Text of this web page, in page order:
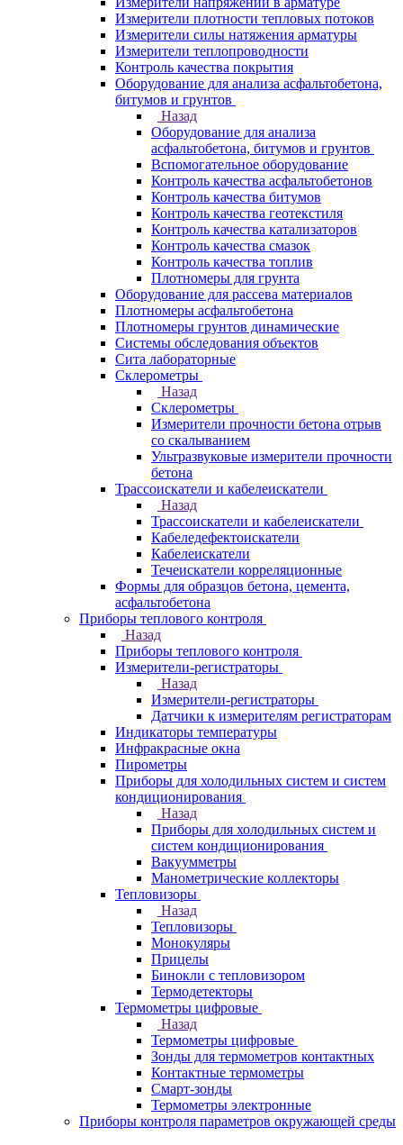
Измерители плотности тепловых потоков
Измерители силы натяжения арматуры
Измерители теплопроводности
Контроль качества покрытия
Оборудование для анализа асфальтобетона,
битумов и грунтов
Назад
Оборудование для анализа
асфальтобетона, битумов и грунтов
Вспомогательное оборудование
Контроль качества асфальтобетонов
Контроль качества битумов
Контроль качества геотекстиля
Контроль качества катализаторов
Контроль качества смазок
Контроль качества топлив
Плотномеры для грунта
Оборудование для рассева материалов
Плотномеры асфальтобетона
Плотномеры грунтов динамические
Системы обследования объектов
Сита лабораторные
Склерометры
Назад
Склерометры
Измерители прочности бетона отрыв
со скалыванием
Ультразвуковые измерители прочности
бетона
Трассоискатели и кабелеискатели
Назад
Трассоискатели и кабелеискатели
Кабеледефектоискатели
Кабелеискатели
Течеискатели корреляционные
Формы для образцов бетона, цемента,
асфальтобетона
Приборы теплового контроля
Назад
Приборы теплового контроля
Измерители-регистраторы
Назад
Измерители-регистраторы
Датчики к измерителям регистраторам
Индикаторы температуры
Инфракрасные окна
Пирометры
Приборы для холодильных систем и систем
кондиционирования
Назад
Приборы для холодильных систем и
систем кондиционирования
Вакуумметры
Манометрические коллекторы
Тепловизоры
Назад
Тепловизоры
Монокуляры
Прицелы
Бинокли с тепловизором
Термодетекторы
Термометры цифровые
Назад
Термометры цифровые
Зонды для термометров контактных
Контактные термометры
Смарт-зонды
Термометры электронные
Приборы контроля параметров окружающей среды